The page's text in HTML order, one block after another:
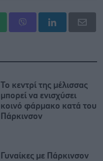
Το κεντρί της μέλισσας
μπορεί να ενισχύσει
κοινό φάρμακο κατά του
Πάρκινσον
Γυναίκες με Πάρκινσον